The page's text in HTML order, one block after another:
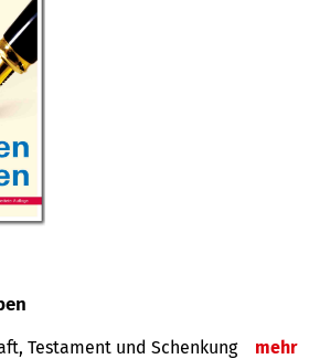
Testament und Schenkung mehr